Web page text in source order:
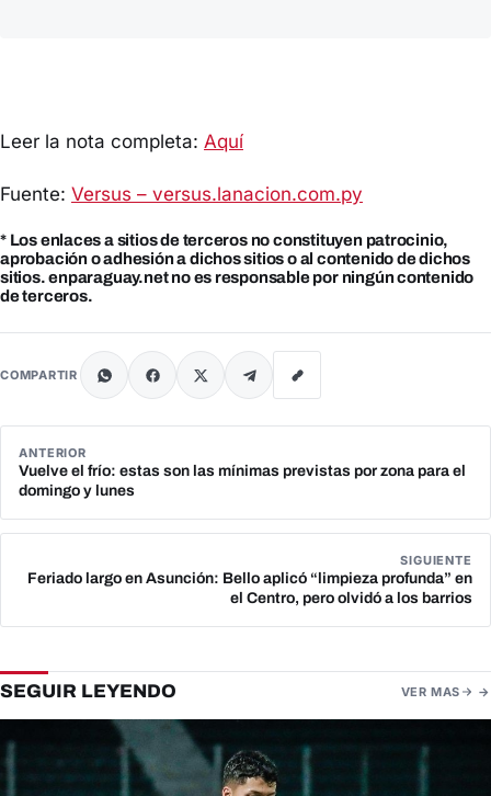
Leer la nota completa: Aquí
Fuente: Versus – versus.lanacion.com.py
* Los enlaces a sitios de terceros no constituyen patrocinio,
aprobación o adhesión a dichos sitios o al contenido de dichos
sitios. enparaguay.net no es responsable por ningún contenido
de terceros.
COMPARTIR
ANTERIOR
Vuelve el frío: estas son las mínimas previstas por zona para el
domingo y lunes
SIGUIENTE
Feriado largo en Asunción: Bello aplicó “limpieza profunda” en
el Centro, pero olvidó a los barrios
SEGUIR LEYENDO VER MAS